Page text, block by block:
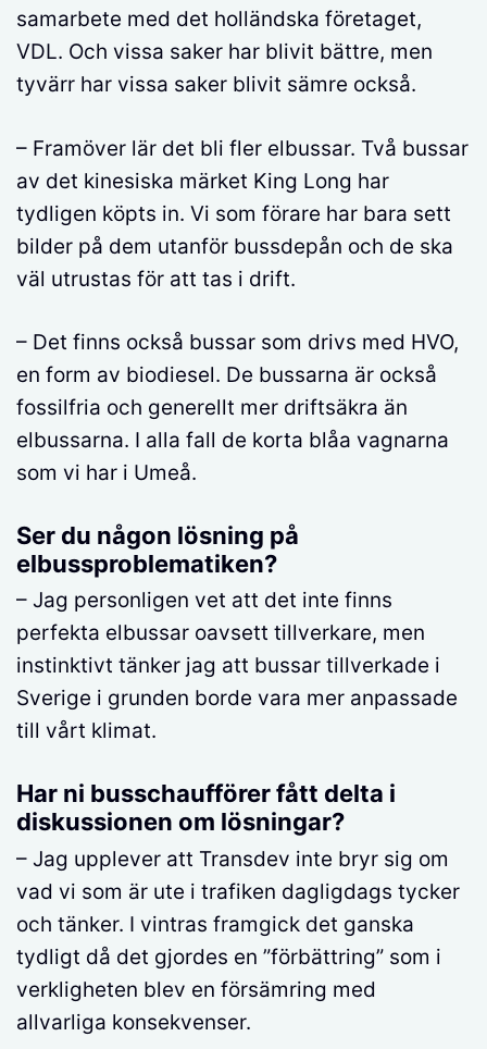
samarbete med det holländska företaget,
VDL. Och vissa saker har blivit bättre, men
tyvärr har vissa saker blivit sämre också.
– Framöver lär det bli fler elbussar. Två bussar
av det kinesiska märket King Long har
tydligen köpts in. Vi som förare har bara sett
bilder på dem utanför bussdepån och de ska
väl utrustas för att tas i drift.
– Det finns också bussar som drivs med HVO,
en form av biodiesel. De bussarna är också
fossilfria och generellt mer driftsäkra än
elbussarna. I alla fall de korta blåa vagnarna
som vi har i Umeå.
Ser du någon lösning på
elbussproblematiken?
– Jag personligen vet att det inte finns
perfekta elbussar oavsett tillverkare, men
instinktivt tänker jag att bussar tillverkade i
Sverige i grunden borde vara mer anpassade
till vårt klimat.
Har ni busschaufförer fått delta i
diskussionen om lösningar?
– Jag upplever att Transdev inte bryr sig om
vad vi som är ute i trafiken dagligdags tycker
och tänker. I vintras framgick det ganska
tydligt då det gjordes en ”förbättring” som i
verkligheten blev en försämring med
allvarliga konsekvenser.